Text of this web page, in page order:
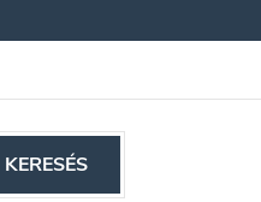
KERESÉS